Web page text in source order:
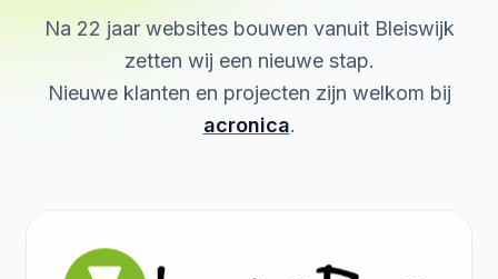
Na 22 jaar websites bouwen vanuit Bleiswijk
zetten wij een nieuwe stap.
Nieuwe klanten en projecten zijn welkom bij
acronica.